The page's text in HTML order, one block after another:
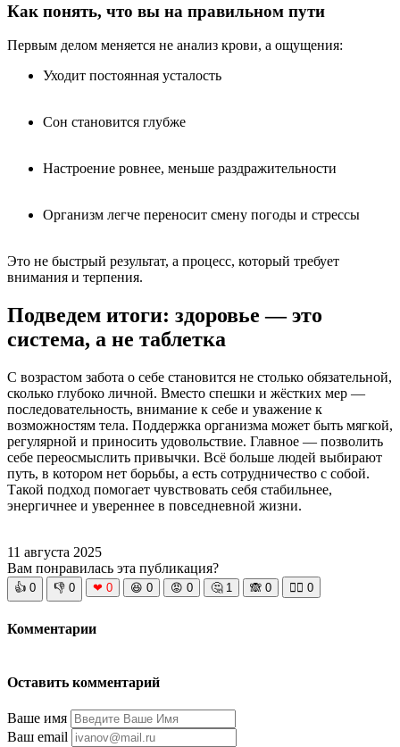
Как понять, что вы на правильном пути
Первым делом меняется не анализ крови, а ощущения:
Уходит постоянная усталость
Сон становится глубже
Настроение ровнее, меньше раздражительности
Организм легче переносит смену погоды и стрессы
Это не быстрый результат, а процесс, который требует
внимания и терпения.
Подведем итоги: здоровье — это
система, а не таблетка
С возрастом забота о себе становится не столько обязательной,
сколько глубоко личной. Вместо спешки и жёстких мер —
последовательность, внимание к себе и уважение к
возможностям тела. Поддержка организма может быть мягкой,
регулярной и приносить удовольствие. Главное — позволить
себе переосмыслить привычки. Всё больше людей выбирают
путь, в котором нет борьбы, а есть сотрудничество с собой.
Такой подход помогает чувствовать себя стабильнее,
энергичнее и увереннее в повседневной жизни.
11 августа 2025
Вам понравилась эта публикация?
👍 0 👎 0 ❤ 0 😆 0 😡 0 🤔 1 🙈 0 🧘‍♀️ 0
Комментарии
Оставить комментарий
Ваше имя
Ваш email